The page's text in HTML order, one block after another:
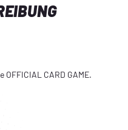
CARD GAME.